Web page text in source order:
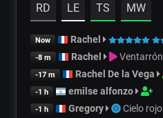
RD LE TS MW
Now Rachel
-8 m Rachel Ventarrón
-17 m Rachel De la Vega
-1 h emilse alfonzo
-1 h Gregory Cielo rojo